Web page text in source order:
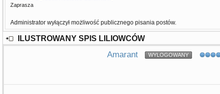
Zaprasza
Administrator wyłączył możliwość publicznego pisania postów.
ILUSTROWANY SPIS LILIOWCÓW
Amarant WYLOGOWANY